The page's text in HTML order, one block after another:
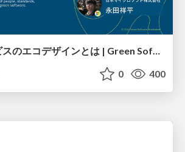
デジタルサービスのエコデザインとは | Green Software Foundation Global Summit 2022 Tokyo
0 400